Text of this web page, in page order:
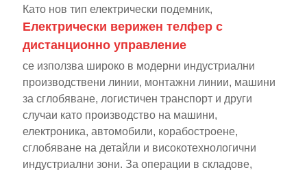
Като нов тип електрически подемник,
Електрически верижен телфер с
дистанционно управление
се използва широко в модерни индустриални
производствени линии, монтажни линии, машини
за сглобяване, логистичен транспорт и други
случаи като производство на машини,
електроника, автомобили, корабостроене,
сглобяване на детайли и високотехнологични
индустриални зони. За операции в складове,